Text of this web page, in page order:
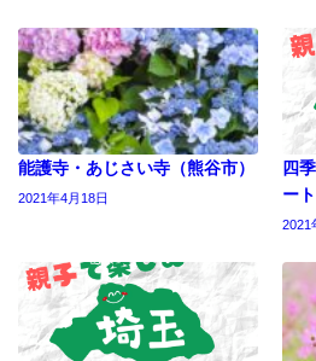
能護寺・あじさい寺（熊谷市）
2021年4月18日
四
ー
2021